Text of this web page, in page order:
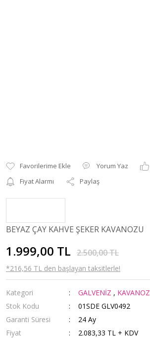
Yorum Yaz
Fiyat Alarmı
Paylaş
BEYAZ ÇAY KAHVE ŞEKER KAVANOZU
1.999,00 TL 2.500,00 TL
*216,56 TL den başlayan taksitlerle!
Kategori GALVENİZ , KAVANOZ
Stok Kodu
01SDE GLV0492
Garanti Süresi
24 Ay
Fiyat
2.083,33 TL + KDV